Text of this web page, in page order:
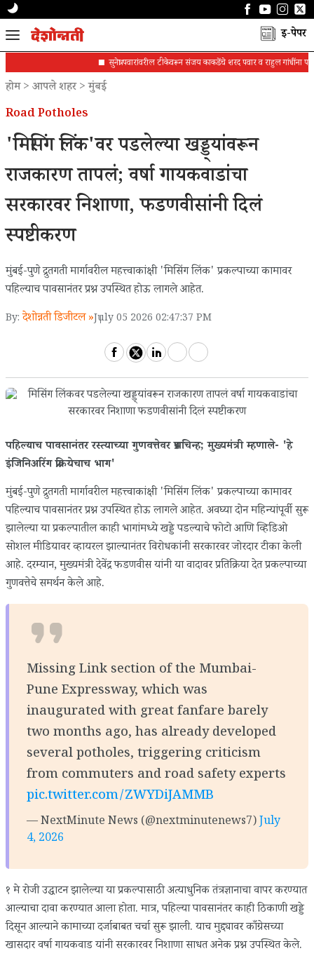
ई-पेपर
सुनेत्रा पवारांवरील टीकेवरून संजय काकडेंचे शरद पवार व राहुल गांधींना पत्र
होम> आपले शहर>मुंबई
Road Potholes
'मिसिंग लिंक'वर पडलेल्या खड्ड्यांवरून
राजकारण तापलं; वर्षा गायकवाडांचा
सरकारवर निशाणा, फडणवीसांनी दिलं
स्पष्टीकरण
मुंबई-पुणे द्रुतगती मार्गावरील महत्त्वाकांक्षी 'मिसिंग लिंक' प्रकल्पाच्या कामावर
पहिल्याच पावसानंतर प्रश्न उपस्थित होऊ लागले आहेत.
By: देशोन्नती डिजीटल »July 05 2026 02:47:37 PM
पहिल्याच पावसानंतर रस्त्याच्या गुणवत्तेवर प्रश्नचिन्ह; मुख्यमंत्री म्हणाले- 'हे
इंजिनिअरिंग प्रक्रियेचाच भाग'
मुंबई-पुणे द्रुतगती मार्गावरील महत्त्वाकांक्षी 'मिसिंग लिंक' प्रकल्पाच्या कामावर
पहिल्याच पावसानंतर प्रश्न उपस्थित होऊ लागले आहेत. अवघ्या दोन महिन्यांपूर्वी सुरू
झालेल्या या प्रकल्पातील काही भागांमध्ये खड्डे पडल्याचे फोटो आणि व्हिडिओ
सोशल मीडियावर व्हायरल झाल्यानंतर विरोधकांनी सरकारवर जोरदार टीका केली
आहे. दरम्यान, मुख्यमंत्री देवेंद्र फडणवीस यांनी या वादावर प्रतिक्रिया देत प्रकल्पाच्या
गुणवत्तेचे समर्थन केले आहे.
Missing Link section of the Mumbai-
Pune Expressway, which was
inaugurated with great fanfare barely
two months ago, has already developed
several potholes, triggering criticism
from commuters and road safety experts
pic.twitter.com/ZWYDiJAMMB
— NextMinute News (@nextminutenews7)July
4, 2026
१ मे रोजी उद्घाटन झालेल्या या प्रकल्पासाठी अत्याधुनिक तंत्रज्ञानाचा वापर करण्यात
आल्याचा दावा करण्यात आला होता. मात्र, पहिल्या पावसानंतर काही ठिकाणी खड्डे
दिसून आल्याने कामाच्या दर्जाबाबत चर्चा सुरू झाली. याच मुद्द्यावर काँग्रेसच्या
खासदार वर्षा गायकवाड यांनी सरकारवर निशाणा साधत अनेक प्रश्न उपस्थित केले.